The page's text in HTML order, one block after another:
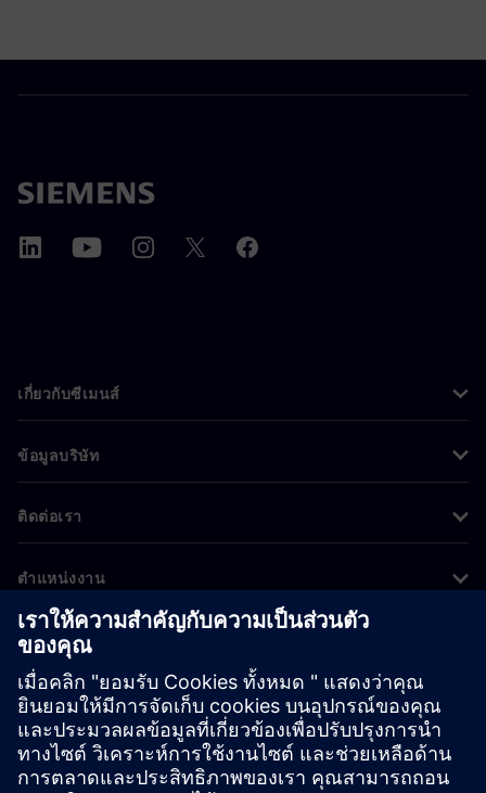
เกี่ยวกับซีเมนส์
ข้อมูลบริษัท
ติดต่อเรา
ตำแหน่งงาน
© Siemens 2026
ข้อมูลองค์กร
ประกาศความเป็นส่วนตัว